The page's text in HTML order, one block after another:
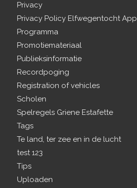
Privacy
Privacy Policy Elfwegentocht App
Programma
Promotiemateriaal
Publieksinformatie
Recordpoging
Registration of vehicles
Scholen
Spelregels Griene Estafette
Tags
Te land, ter zee en in de lucht
test 123
Tips
Uploaden